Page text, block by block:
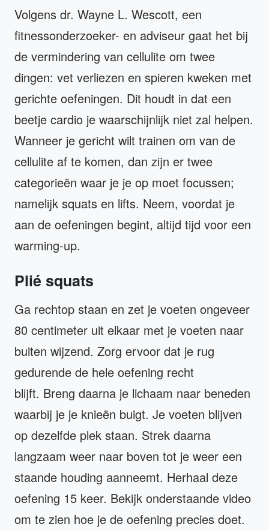
Volgens dr. Wayne L. Wescott, een
fitnessonderzoeker- en adviseur gaat het bij
de vermindering van cellulite om twee
dingen: vet verliezen en spieren kweken met
gerichte oefeningen. Dit houdt in dat een
beetje cardio je waarschijnlijk niet zal helpen.
Wanneer je gericht wilt trainen om van de
cellulite af te komen, dan zijn er twee
categorieën waar je je op moet focussen;
namelijk squats en lifts. Neem, voordat je
aan de oefeningen begint, altijd tijd voor een
warming-up.
Plié squats
Ga rechtop staan en zet je voeten ongeveer
80 centimeter uit elkaar met je voeten naar
buiten wijzend. Zorg ervoor dat je rug
gedurende de hele oefening recht
blijft. Breng daarna je lichaam naar beneden
waarbij je je knieën buigt. Je voeten blijven
op dezelfde plek staan. Strek daarna
langzaam weer naar boven tot je weer een
staande houding aanneemt. Herhaal deze
oefening 15 keer. Bekijk onderstaande video
om te zien hoe je de oefening precies doet.